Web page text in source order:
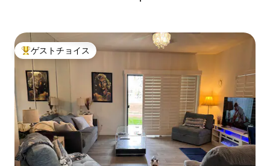
大好評のゲストチョイスです。
ゲストチョイス